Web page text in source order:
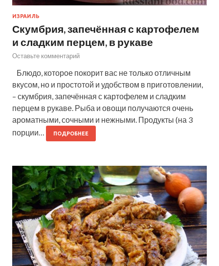
ИЗРАИЛЬ
Скумбрия, запечённая с картофелем
и сладким перцем, в рукаве
Оставьте комментарий
Блюдо, которое покорит вас не только отличным
вкусом, но и простотой и удобством в приготовлении,
– скумбрия, запечённая с картофелем и сладким
перцем в рукаве. Рыба и овощи получаются очень
ароматными, сочными и нежными. Продукты (на 3
порции…
ПОДРОБНЕЕ